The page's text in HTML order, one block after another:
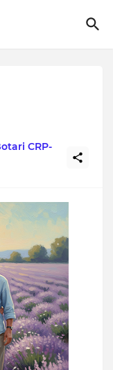
CRP-